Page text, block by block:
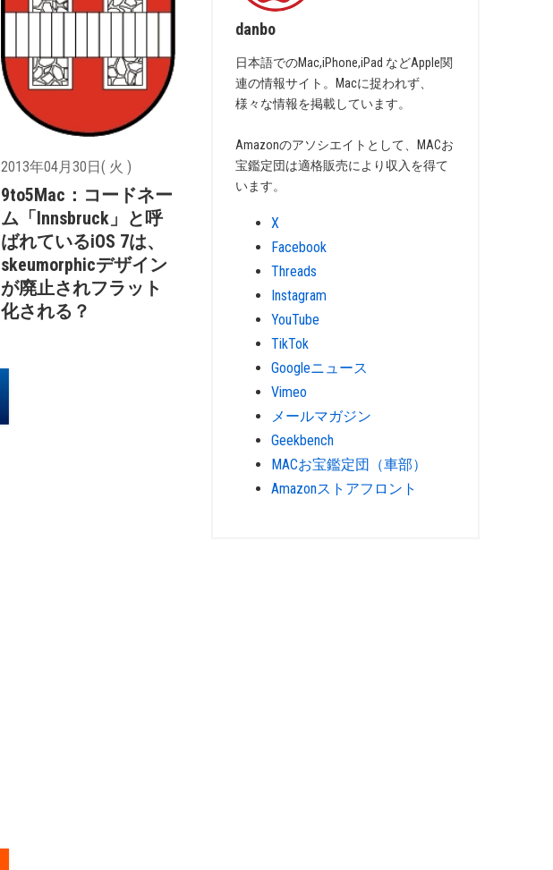
2013年04月30日( 火 )
9to5Mac：コードネー
ム「Innsbruck」と呼
ばれているiOS 7は、
skeumorphicデザイン
が廃止されフラット
化される？
danbo
日本語でのMac,iPhone,iPad などApple関
連の情報サイト。Macに捉われず、
様々な情報を掲載しています。
Amazonのアソシエイトとして、MACお
宝鑑定団は適格販売により収入を得て
います。
X
Facebook
Threads
Instagram
YouTube
TikTok
Googleニュース
Vimeo
メールマガジン
Geekbench
MACお宝鑑定団（車部）
Amazonストアフロント